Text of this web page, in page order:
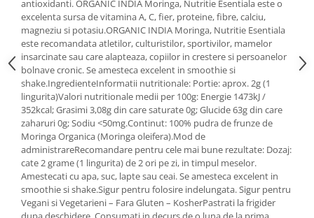
OOTD
Cettua
Haruharu Wonder
Medicube
ARIUL
Dr. Althea
DELLA BORN
Silimarina
Spirulina
Ulei de cocos
Ulei de peste
Ulei MCT
Vitamina A
Vitamina B
Vitamina C
Vitamina D
Vitamina E
antioxidanti. ORGANIC INDIA Moringa, Nutritie Esentiala este o
excelenta sursa de vitamina A, C, fier, proteine, fibre, calciu,
magneziu si potasiu.ORGANIC INDIA Moringa, Nutritie Esentiala
este recomandata atletilor, culturistilor, sportivilor, mamelor
insarcinate sau care alapteaza, copiilor in crestere si persoanelor
bolnave cronic. Se amesteca excelent in smoothie si
shake.IngredienteInformatii nutritionale: Portie: aprox. 2g (1
lingurita)Valori nutritionale medii per 100g: Energie 1473kJ /
352kcal; Grasimi 3,08g din care saturate 0g; Glucide 63g din care
zaharuri 0g; Sodiu <50mg.Continut: 100% pudra de frunze de
Moringa Organica (Moringa oleifera).Mod de
administrareRecomandare pentru cele mai bune rezultate: Dozaj:
cate 2 grame (1 lingurita) de 2 ori pe zi, in timpul meselor.
Amestecati cu apa, suc, lapte sau ceai. Se amesteca excelent in
smoothie si shake.Sigur pentru folosire indelungata. Sigur pentru
Vegani si Vegetarieni – Fara Gluten – KosherPastrati la frigider